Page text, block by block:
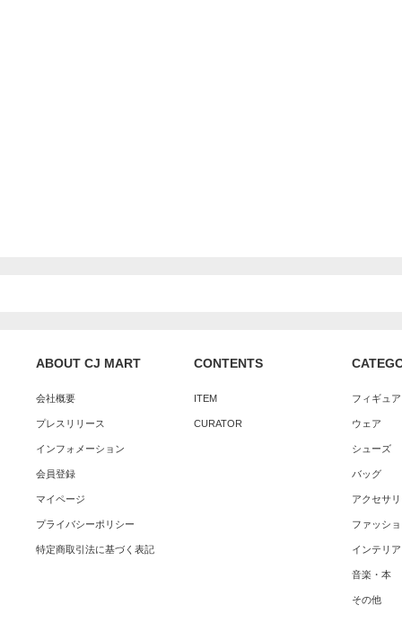
ABOUT CJ MART
会社概要
プレスリリース
インフォメーション
会員登録
マイページ
プライバシーポリシー
特定商取引法に基づく表記
CONTENTS
ITEM
CURATOR
フィギュ
ウェア
シューズ
バッグ
アクセサ
ファッシ
インテリア
音楽・本
その他